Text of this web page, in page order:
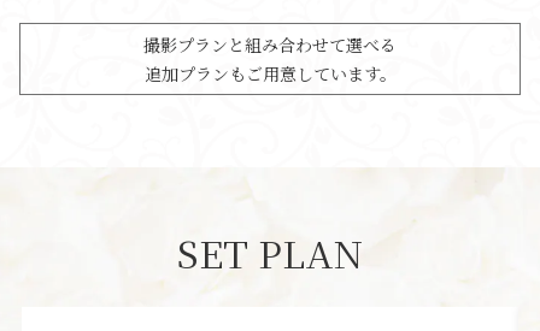
撮影プランと組み合わせて選べる
追加プランもご用意しています。
SET PLAN